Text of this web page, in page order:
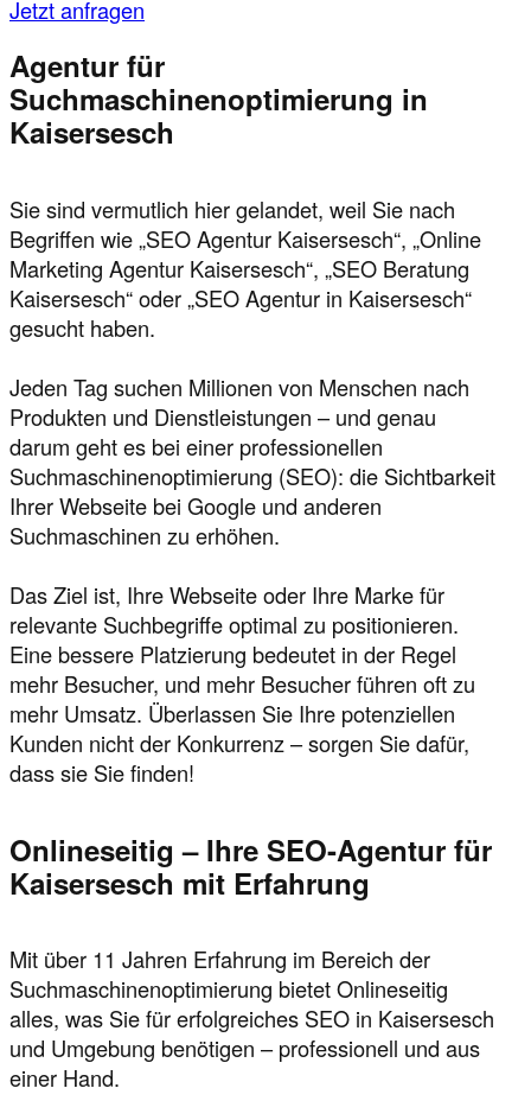
Jetzt anfragen
Agentur für
Suchmaschinenoptimierung in
Kaisersesch
Sie sind vermutlich hier gelandet, weil Sie nach
Begriffen wie „SEO Agentur Kaisersesch“, „Online
Marketing Agentur Kaisersesch“, „SEO Beratung
Kaisersesch“ oder „SEO Agentur in Kaisersesch“
gesucht haben.
Jeden Tag suchen Millionen von Menschen nach
Produkten und Dienstleistungen – und genau
darum geht es bei einer professionellen
Suchmaschinenoptimierung (SEO): die Sichtbarkeit
Ihrer Webseite bei Google und anderen
Suchmaschinen zu erhöhen.
Das Ziel ist, Ihre Webseite oder Ihre Marke für
relevante Suchbegriffe optimal zu positionieren.
Eine bessere Platzierung bedeutet in der Regel
mehr Besucher, und mehr Besucher führen oft zu
mehr Umsatz. Überlassen Sie Ihre potenziellen
Kunden nicht der Konkurrenz – sorgen Sie dafür,
dass sie Sie finden!
Onlineseitig – Ihre SEO-Agentur für
Kaisersesch mit Erfahrung
Mit über 11 Jahren Erfahrung im Bereich der
Suchmaschinenoptimierung bietet Onlineseitig
alles, was Sie für erfolgreiches SEO in Kaisersesch
und Umgebung benötigen – professionell und aus
einer Hand.